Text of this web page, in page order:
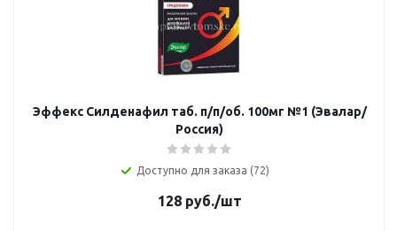
Эффекс Силденафил таб. п/п/об. 100мг №1 (Эвалар/
Россия)
Доступно для заказа (72)
128руб./шт